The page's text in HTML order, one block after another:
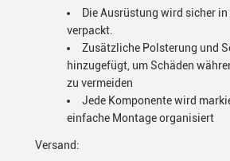
Die Ausrüstung wird sicher
verpackt.
Zusätzliche Polsterung und
hinzugefügt, um Schäden
zu vermeiden
Jede Komponente wird
einfache Montage organisiert
Versand: